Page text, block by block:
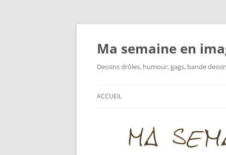
Ma semaine en
Dessins drôles, humour, gags, bande
ACCUEIL